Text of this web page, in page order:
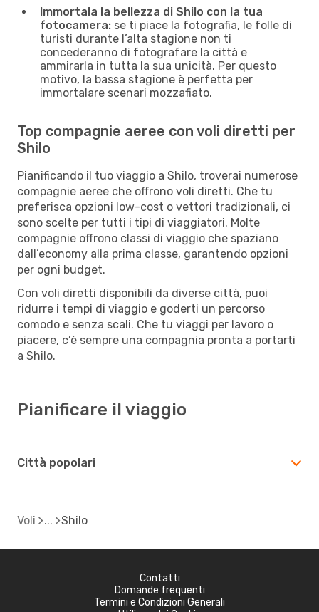
Immortala la bellezza di Shilo con la tua
fotocamera: se ti piace la fotografia, le folle di
turisti durante l’alta stagione non ti
concederanno di fotografare la città e
ammirarla in tutta la sua unicità. Per questo
motivo, la bassa stagione è perfetta per
immortalare scenari mozzafiato.
Top compagnie aeree con voli diretti per
Shilo
Pianificando il tuo viaggio a Shilo, troverai numerose
compagnie aeree che offrono voli diretti. Che tu
preferisca opzioni low-cost o vettori tradizionali, ci
sono scelte per tutti i tipi di viaggiatori. Molte
compagnie offrono classi di viaggio che spaziano
dall’economy alla prima classe, garantendo opzioni
per ogni budget.
Con voli diretti disponibili da diverse città, puoi
ridurre i tempi di viaggio e goderti un percorso
comodo e senza scali. Che tu viaggi per lavoro o
piacere, c’è sempre una compagnia pronta a portarti
a Shilo.
Pianificare il viaggio
Città popolari
Voli Shilo
Contatti
Domande frequenti
Termini e Condizioni Generali